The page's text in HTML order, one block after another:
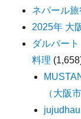
ネパール
2025年 大
ダルバー
料理
（大阪